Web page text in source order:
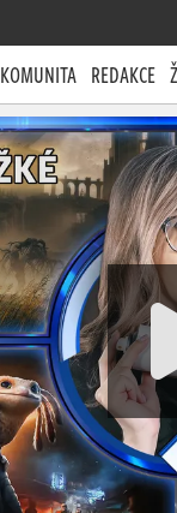
KOMUNITA REDAKCE